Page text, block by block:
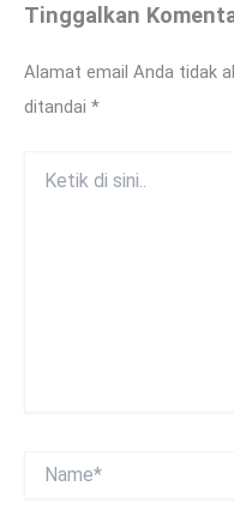
Tinggalkan
Alamat email Anda tidak
ditandai *